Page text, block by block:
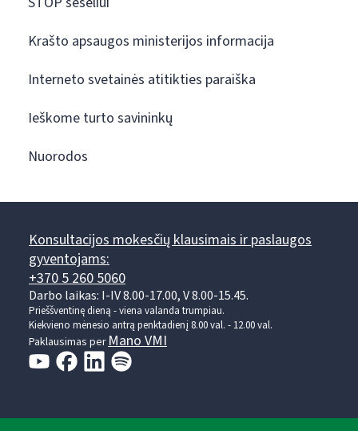
Krašto apsaugos ministerijos informacija
Interneto svetainės atitikties paraiška
Ieškome turto savininkų
Nuorodos
Konsultacijos mokesčių klausimais ir paslaugos
gyventojams:
+370 5 260 5060
Darbo laikas: I-IV 8.00-17.00, V 8.00-15.45.
Prieššventinę dieną - viena valanda trumpiau.
Kiekvieno mėnesio antrą penktadienį 8.00 val. - 12.00 val.
Paklausimas perMano VMI